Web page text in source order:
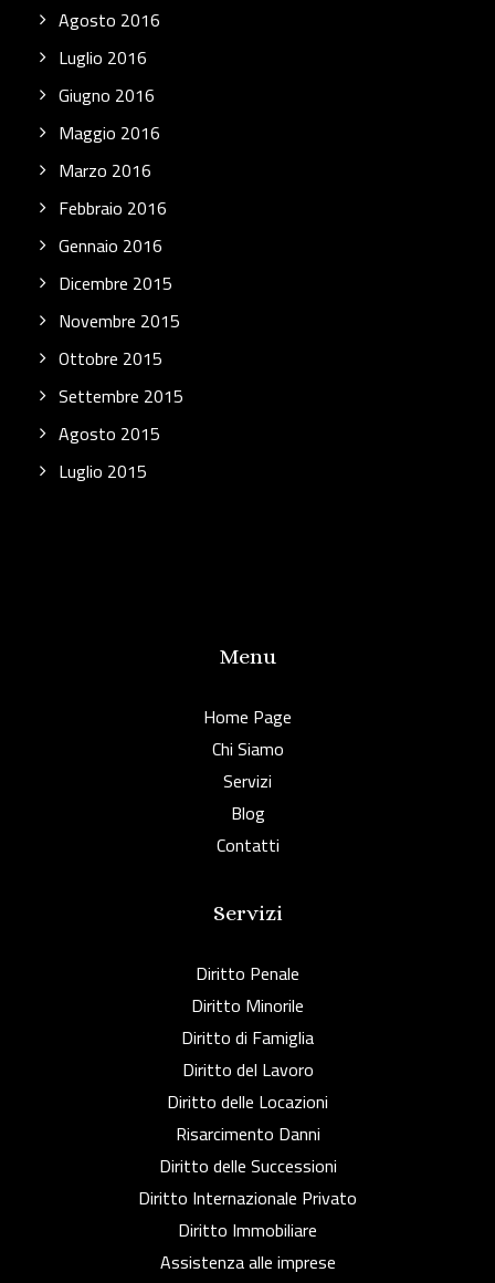
Agosto 2016
Luglio 2016
Giugno 2016
Maggio 2016
Marzo 2016
Febbraio 2016
Gennaio 2016
Dicembre 2015
Novembre 2015
Ottobre 2015
Settembre 2015
Agosto 2015
Luglio 2015
Menu
Home Page
Chi Siamo
Servizi
Blog
Contatti
Servizi
Diritto Penale
Diritto Minorile
Diritto di Famiglia
Diritto del Lavoro
Diritto delle Locazioni
Risarcimento Danni
Diritto delle Successioni
Diritto Internazionale Privato
Diritto Immobiliare
Assistenza alle imprese